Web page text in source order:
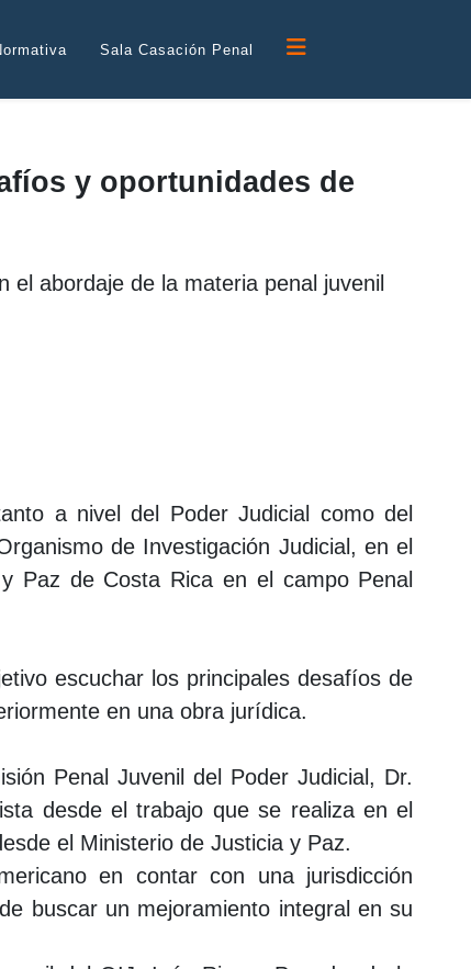
Sala Casación Penal
y oportunidades de
el abordaje de la materia penal juvenil
a nivel del Poder Judicial como del
de Investigación Judicial, en el
Paz de Costa Rica en el campo Penal
escuchar los principales desafíos de
en una obra jurídica.
Penal Juvenil del Poder Judicial, Dr.
desde el trabajo que se realiza en el
el Ministerio de Justicia y Paz.
en contar con una jurisdicción
buscar un mejoramiento integral en su